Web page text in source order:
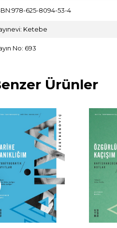
625-8094-53-4
Ketebe
No: 693
Ürünler